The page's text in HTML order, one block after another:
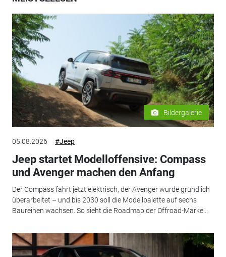
Bildergalerie
05.08.2026 #Jeep
Jeep startet Modelloffensive: Compass
und Avenger machen den Anfang
Der Compass fährt jetzt elektrisch, der Avenger wurde gründlich
überarbeitet – und bis 2030 soll die Modellpalette auf sechs
Baureihen wachsen. So sieht die Roadmap der Offroad-Marke...